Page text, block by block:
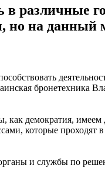
различные
на данный
бронетехника
демократия, имеем
которые проходят
органы и службы по